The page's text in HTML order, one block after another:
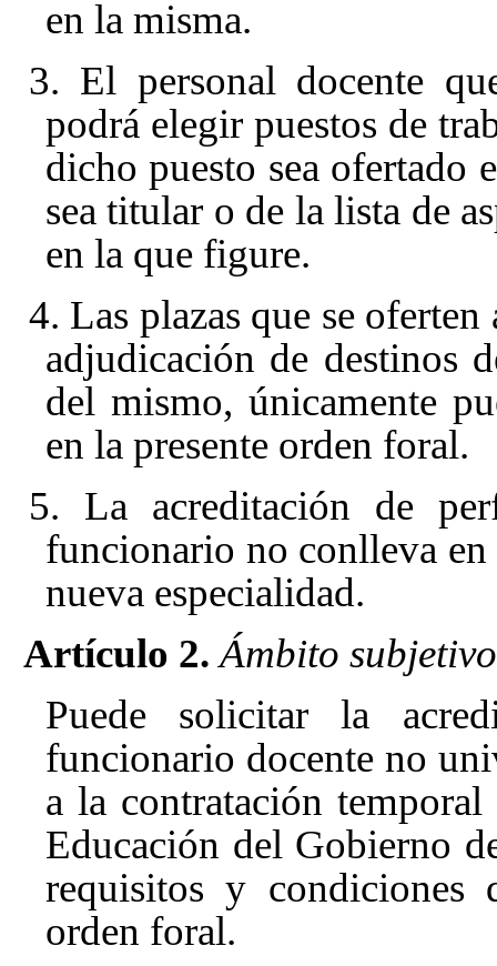
en la misma.
3. El personal docente
podrá elegir puestos de
dicho puesto sea ofertado
sea titular o de la lista de
en la que figure.
4. Las plazas que se
adjudicación de destinos
del mismo, únicamente
en la presente orden foral.
5. La acreditación de
funcionario no conlleva
nueva especialidad.
Artículo 2. Ámbito
Puede solicitar la
funcionario docente no
a la contratación
Educación del Gobierno
requisitos y condiciones
orden foral.